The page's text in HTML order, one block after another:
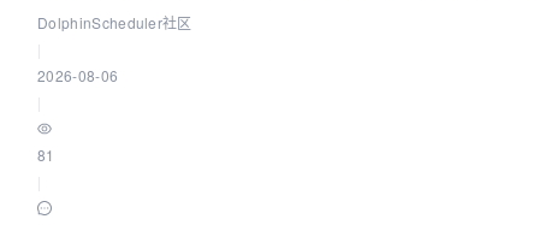
DolphinScheduler社区
2026-08-06
81